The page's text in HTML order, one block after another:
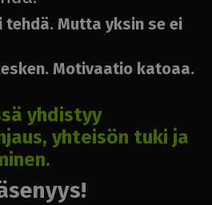
Mutta yksin se ei
Motivaatio katoaa.
yhdistyy
yhteisön tuki ja